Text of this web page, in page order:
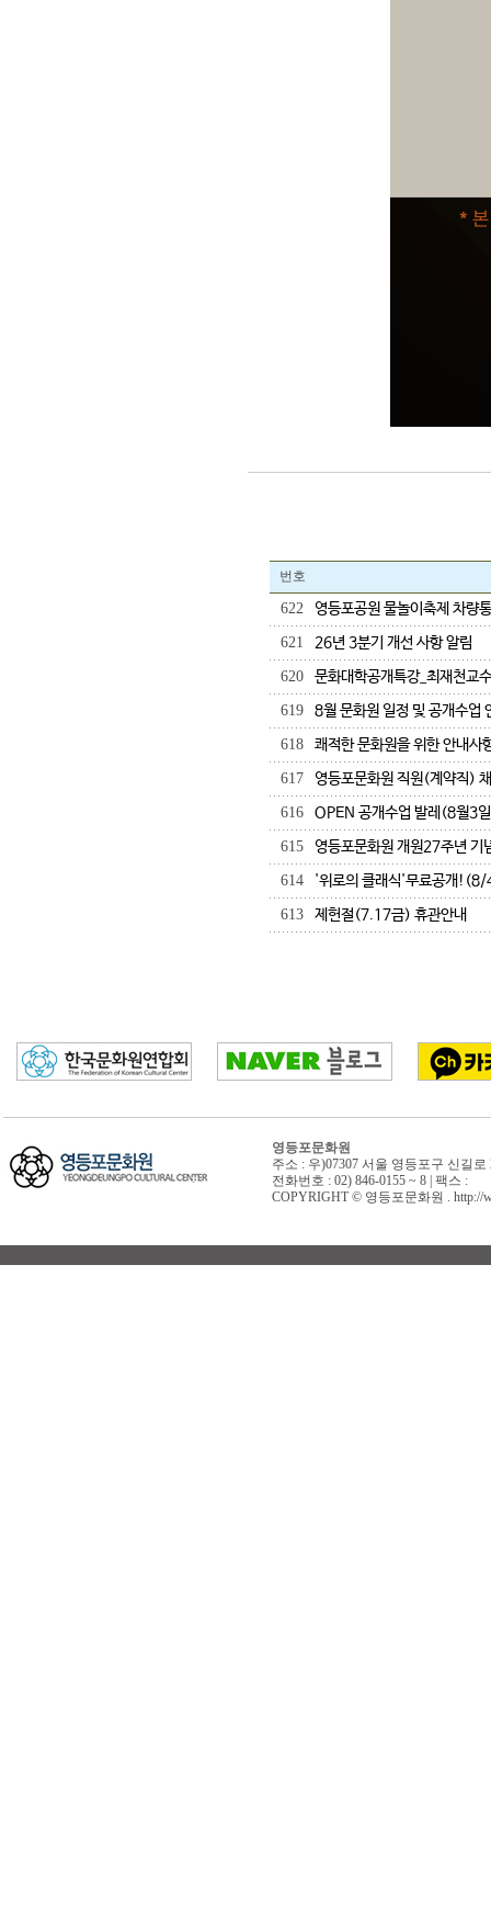
번호
622 영등포공원 물놀이축제 차
621 26년 3분기 개선 사항 알림
620 문화대학공개특강_최재천교
619 8월 문화원 일정 및 공개수업
618 쾌적한 문화원을 위한 안내사
617 영등포문화원 직원(계약직)
616 OPEN 공개수업 발레(8월3
615 영등포문화원 개원27주년 기
614 '위로의 클래식'무료공개!(8/
613 제헌절(7.17금) 휴관안내
영등포문화원
주소 : 우)07307 서울 영등포구 신길
전화번호 : 02) 846-0155 ~ 8 | 팩스 :
COPYRIGHT © 영등포문화원 . http://